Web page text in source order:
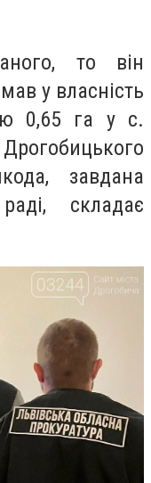
то він
у власність
0,65 га у с.
завдана
складає